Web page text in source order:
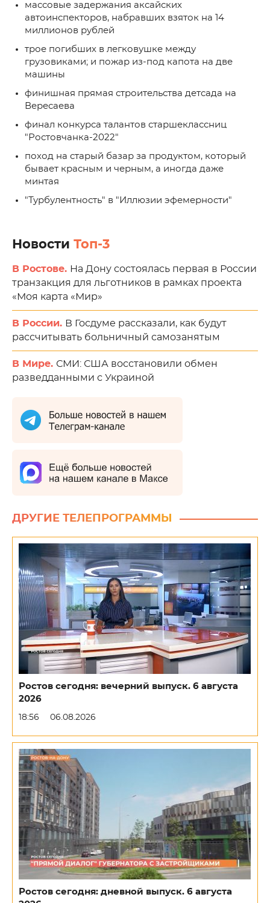
массовые задержания аксайских
автоинспекторов, набравших взяток на 14
миллионов рублей
трое погибших в легковушке между
грузовиками; и пожар из-под капота на две
машины
финишная прямая строительства детсада на
Вересаева
финал конкурса талантов старшеклассниц
"Ростовчанка-2022"
поход на старый базар за продуктом, который
бывает красным и черным, а иногда даже
минтая
"Турбулентность" в "Иллюзии эфемерности"
Новости Топ-3
В Ростове. На Дону состоялась первая в России
транзакция для льготников в рамках проекта
«Моя карта «Мир»
В России. В Госдуме рассказали, как будут
рассчитывать больничный самозанятым
В Мире. СМИ: США восстановили обмен
разведданными с Украиной
ДРУГИЕ ТЕЛЕПРОГРАММЫ
Ростов сегодня: вечерний выпуск. 6 августа
2026
18:56 06.08.2026
Ростов сегодня: дневной выпуск. 6 августа